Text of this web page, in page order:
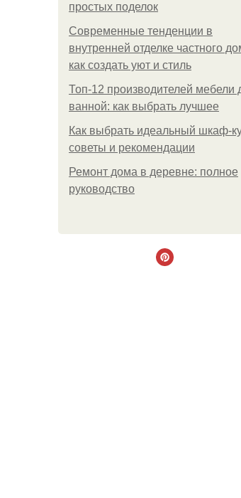
простых поделок
Современные тенденции в
внутренней отделке частного
как создать уют и стиль
Топ-12 производителей мебели
ванной: как выбрать лучшее
Как выбрать идеальный шкаф-
советы и рекомендации
Ремонт дома в деревне: полное
руководство